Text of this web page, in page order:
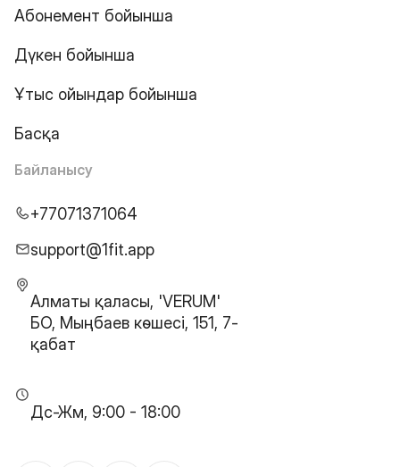
Абонемент бойынша
Дүкен бойынша
Ұтыс ойындар бойынша
Басқа
Байланысу
+77071371064
support@1fit.app
Алматы қаласы, 'VERUM'
БО, Мыңбаев көшесі, 151, 7-
қабат
Дс-Жм, 9:00 - 18:00